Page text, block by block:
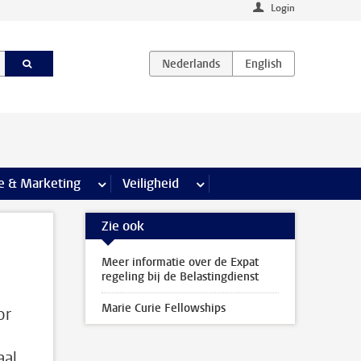
Login
& Marketing meer Communicatie & Marketing pagina’s
Veiligheid meer Veiligheid pagina’s
Zie ook
Meer informatie over de Expat
regeling bij de Belastingdienst
Marie Curie Fellowships